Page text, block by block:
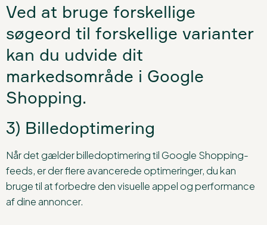
Ved at bruge forskellige
søgeord til forskellige varianter
kan du udvide dit
markedsområde i Google
Shopping.
3) Billedoptimering
Når det gælder billedoptimering til Google Shopping-
feeds, er der flere avancerede optimeringer, du kan
bruge til at forbedre den visuelle appel og performance
af dine annoncer.